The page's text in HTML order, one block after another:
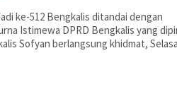
ke-512 Bengkalis ditandai dengan
Istimewa DPRD Bengkalis yang
Sofyan berlangsung khidmat,